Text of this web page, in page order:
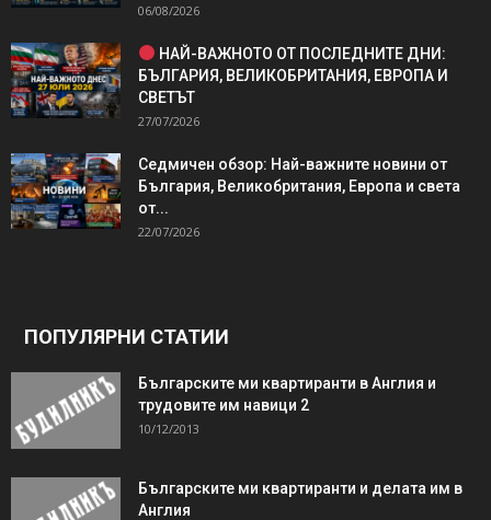
06/08/2026
НАЙ-ВАЖНОТО ОТ ПОСЛЕДНИТЕ ДНИ:
БЪЛГАРИЯ, ВЕЛИКОБРИТАНИЯ, ЕВРОПА И
СВЕТЪТ
27/07/2026
Седмичен обзор: Най-важните новини от
България, Великобритания, Европа и света
от...
22/07/2026
ПОПУЛЯРНИ СТАТИИ
Българските ми квартиранти в Англия и
трудовите им навици 2
10/12/2013
Българските ми квартиранти и делата им в
Англия